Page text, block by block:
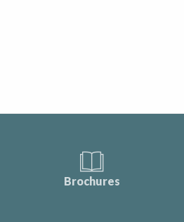
Brochures